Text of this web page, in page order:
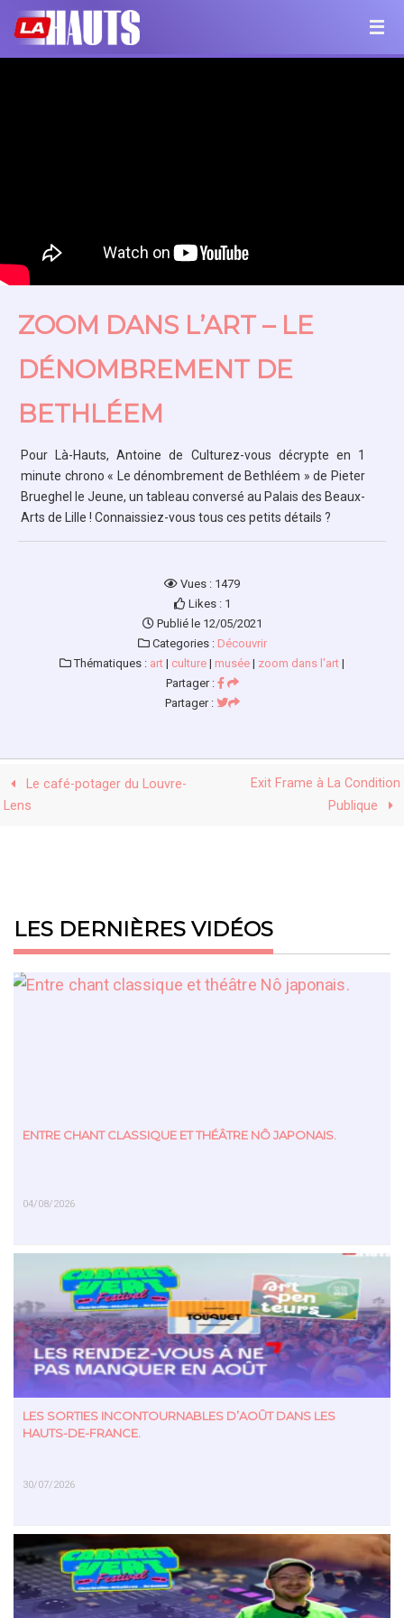
ZOOM DANS L’ART – LE
DÉNOMBREMENT DE
BETHLÉEM
Pour Là-Hauts, Antoine de Culturez-vous décrypte en 1
minute chrono « Le dénombrement de Bethléem » de Pieter
Brueghel le Jeune, un tableau conversé au Palais des Beaux-
Arts de Lille ! Connaissiez-vous tous ces petits détails ?
Vues : 1479
Likes : 1
Publié le 12/05/2021
Categories : Découvrir
Thématiques : art | culture | musée | zoom dans l'art |
Partager :
Partager :
Le café-potager du Louvre-
Lens
Exit Frame à La Condition
Publique
LES DERNIÈRES VIDÉOS
ENTRE CHANT CLASSIQUE ET THÉÂTRE NÔ JAPONAIS.
04/08/2026
EN SAVOIR PLUS
LES SORTIES INCONTOURNABLES D’AOÛT DANS LES
HAUTS-DE-FRANCE.
30/07/2026
EN SAVOIR PLUS